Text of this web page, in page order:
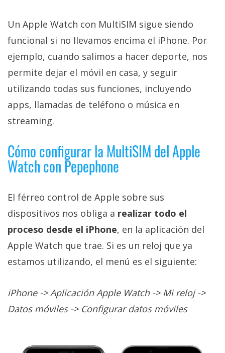
Un Apple Watch con MultiSIM sigue siendo
funcional si no llevamos encima el iPhone. Por
ejemplo, cuando salimos a hacer deporte, nos
permite dejar el móvil en casa, y seguir
utilizando todas sus funciones, incluyendo
apps, llamadas de teléfono o música en
streaming.
Cómo configurar la MultiSIM del Apple
Watch con Pepephone
El férreo control de Apple sobre sus
dispositivos nos obliga a realizar todo el
proceso desde el iPhone, en la aplicación del
Apple Watch que trae. Si es un reloj que ya
estamos utilizando, el menú es el siguiente:
iPhone -> Aplicación Apple Watch -> Mi reloj ->
Datos móviles -> Configurar datos móviles